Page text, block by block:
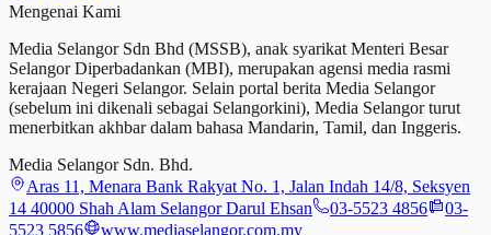
Mengenai Kami
Media Selangor Sdn Bhd (MSSB), anak syarikat Menteri Besar
Selangor Diperbadankan (MBI), merupakan agensi media rasmi
kerajaan Negeri Selangor. Selain portal berita Media Selangor
(sebelum ini dikenali sebagai Selangorkini), Media Selangor turut
menerbitkan akhbar dalam bahasa Mandarin, Tamil, dan Inggeris.
Media Selangor Sdn. Bhd.
Aras 11, Menara Bank Rakyat No. 1, Jalan Indah 14/8, Seksyen
14 40000 Shah Alam Selangor Darul Ehsan
03-5523 4856
03-
5523 5856
www.mediaselangor.com.my